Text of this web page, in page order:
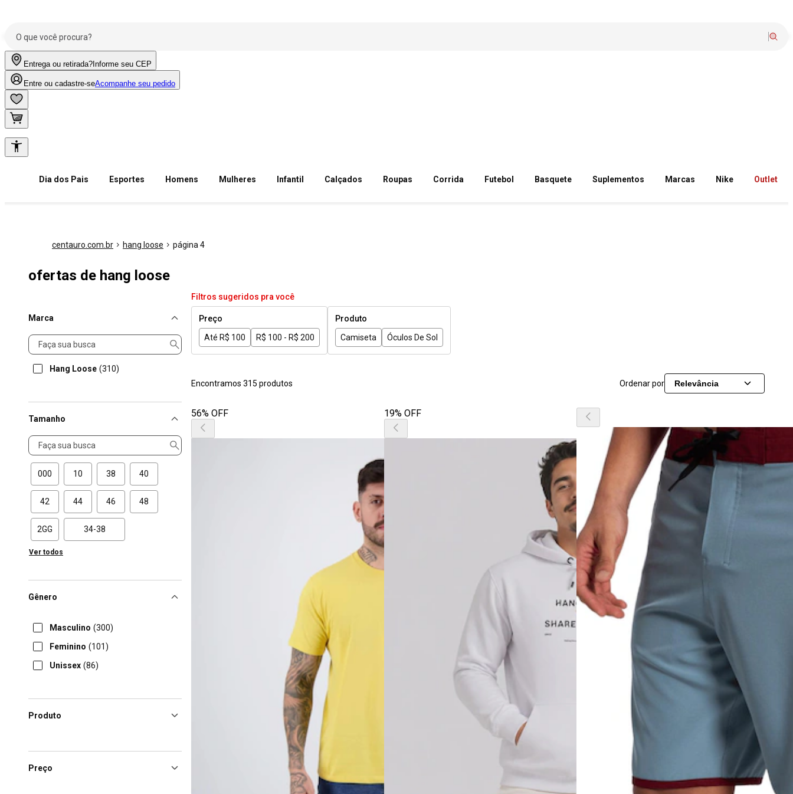
Entrega ou retirada? Informe seu CEP
Entre ou cadastre-seAcompanhe seu pedido
Dia dos Pais Esportes Homens Mulheres Infantil Calçados Roupas Corrida Futebol Basquete Suplementos Marcas Nike Outlet
centauro.com.br hang loose página 4
ofertas de hang loose
Marca
Marca
Hang Loose (310)
Tamanho
Tamanho
000 10 38 40
42 44 46 48
2GG 34-38
Ver todos
Gênero
Masculino (300)
Feminino (101)
Unissex (86)
Produto
Preço
Filtros sugeridos pra você
Preço
Até R$ 100
R$ 100 - R$ 200
Produto
Camiseta
Óculos De Sol
Encontramos 315 produtos Ordenar por Relevância
56% OFF 19% OFF